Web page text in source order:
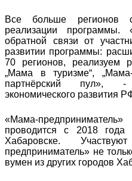
Все больше регионов
реализации
обратной связи от
развитии программы:
70 регионов, реализуем
„Мама в туризме“,
партнёрский пул», -
экономического развития
«Мама-
проводится с 2018
Хабаровске.
предприниматель» не
вумен из других городов